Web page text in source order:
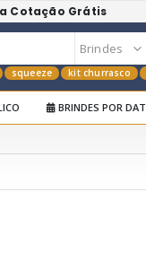
Cotação Grátis
squeeze kit churrasco
BRINDES POR